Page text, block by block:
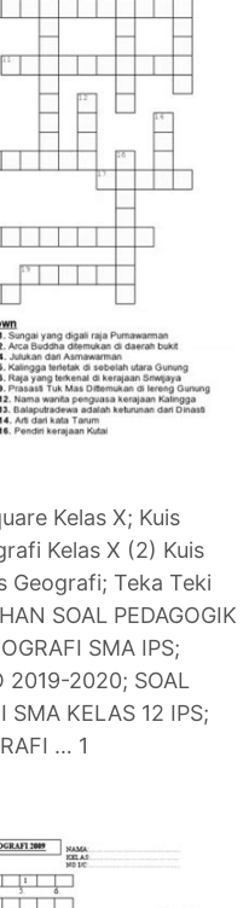
Kelas X; Kuis
Kelas X (2) Kuis
Geografi; Teka Teki
SOAL PEDAGOGIK
SMA IPS;
2019-2020; SOAL
SMA KELAS 12 IPS;
… 1